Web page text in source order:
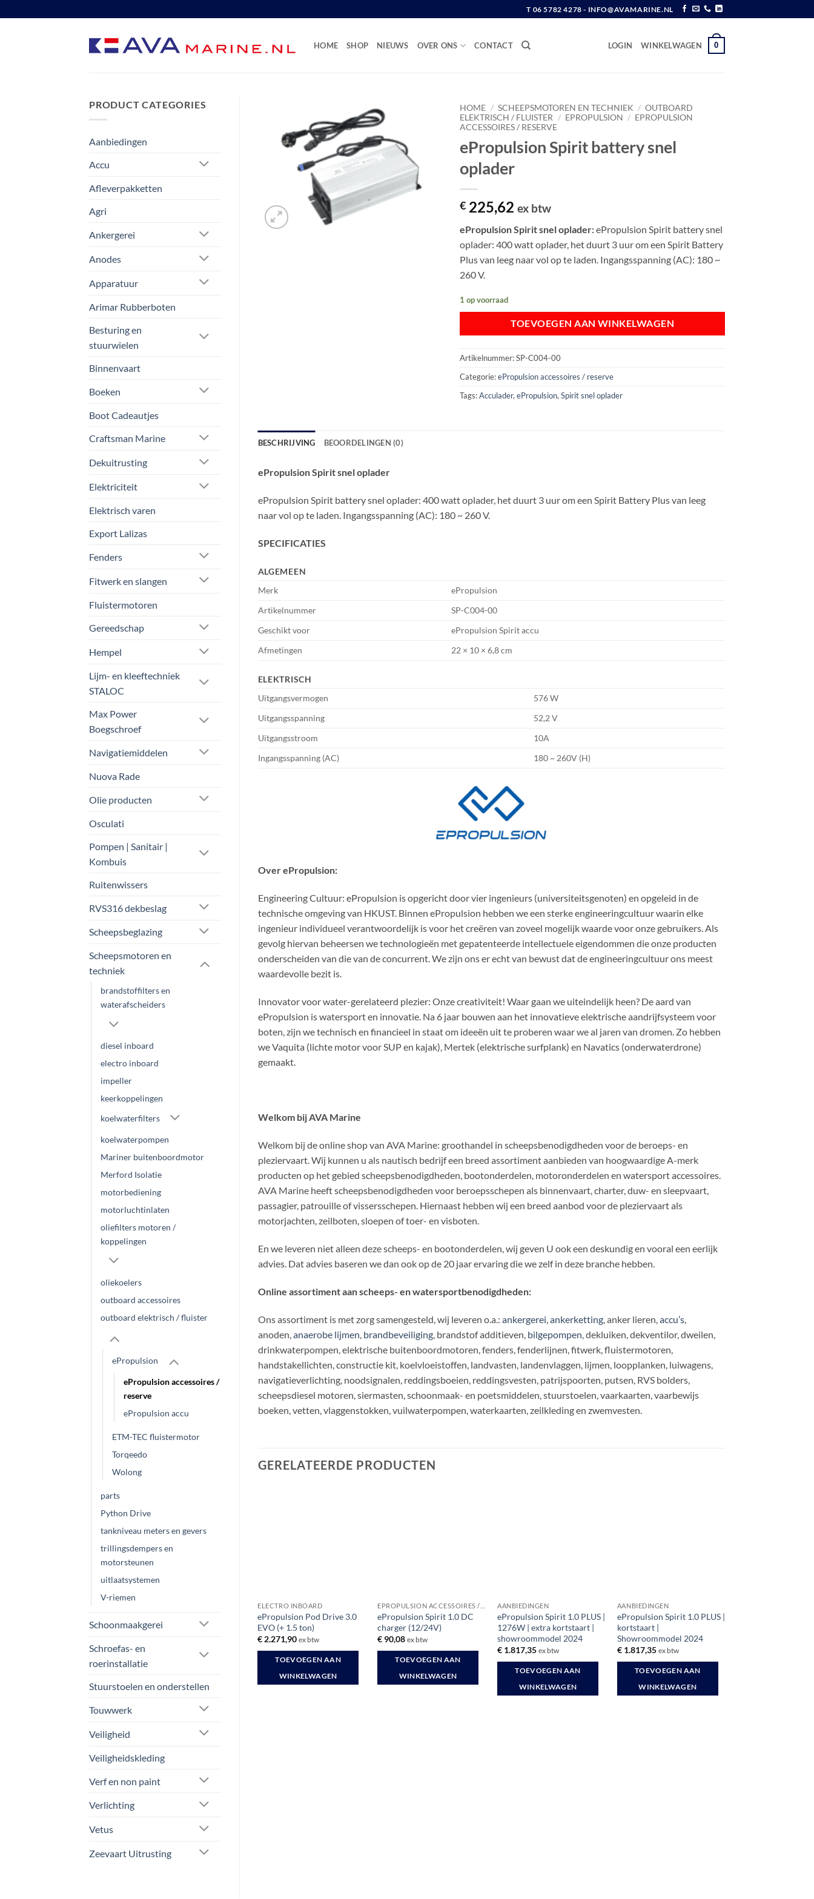
naar
T 06 5782 4278 - INFO@AVAMARINE.NL
HOME SHOP NIEUWS OVER ONS CONTACT LOGIN WINKELWAGEN 0
PRODUCT CATEGORIES
Aanbiedingen
Accu
Afleverpakketten
Agri
Ankergerei
Anodes
Apparatuur
Arimar Rubberboten
Besturing en
stuurwielen
Binnenvaart
Boeken
Boot Cadeautjes
Craftsman Marine
Dekuitrusting
Elektriciteit
Elektrisch varen
Export Lalizas
Fenders
Fitwerk en slangen
Fluistermotoren
Gereedschap
Hempel
Lijm- en kleeftechniek
STALOC
Max Power
Boegschroef
Navigatiemiddelen
Nuova Rade
Olie producten
Osculati
Pompen | Sanitair |
Kombuis
Ruitenwissers
RVS316 dekbeslag
Scheepsbeglazing
Scheepsmotoren en
techniek
brandstoffilters en
waterafscheiders
diesel inboard
electro inboard
impeller
keerkoppelingen
koelwaterfilters
koelwaterpompen
Mariner buitenboordmotor
Merford Isolatie
motorbediening
motorluchtinlaten
oliefilters motoren /
koppelingen
oliekoelers
outboard accessoires
outboard elektrisch / fluister
ePropulsion
ePropulsion accessoires /
reserve
ePropulsion accu
ETM-TEC fluistermotor
Torqeedo
Wolong
parts
Python Drive
tankniveau meters en gevers
trillingsdempers en
motorsteunen
uitlaatsystemen
V-riemen
Schoonmaakgerei
Schroefas- en
roerinstallatie
Stuurstoelen en onderstellen
Touwwerk
Veiligheid
Veiligheidskleding
Verf en non paint
Verlichting
Vetus
Zeevaart Uitrusting
HOME / SCHEEPSMOTOREN EN TECHNIEK / OUTBOARD
ELEKTRISCH / FLUISTER
/ EPROPULSION / EPROPULSION
ACCESSOIRES / RESERVE
ePropulsion Spirit battery snel
oplader
€ 225,62 ex btw
ePropulsion Spirit snel oplader:ePropulsion Spirit battery snel
oplader: 400 watt oplader, het duurt 3 uur om een ​​Spirit Battery
Plus van leeg naar vol op te laden. Ingangsspanning (AC): 180 ~
260 V.
1 op voorraad
TOEVOEGEN AAN WINKELWAGEN
Artikelnummer:SP-C004-00
Categorie:ePropulsion accessoires / reserve
Tags:Acculader,ePropulsion,Spirit snel oplader
BESCHRIJVING BEOORDELINGEN (0)
ePropulsion Spirit snel oplader
ePropulsion Spirit battery snel oplader: 400 watt oplader, het duurt 3 uur om een ​​Spirit Battery Plus van leeg
naar vol op te laden. Ingangsspanning (AC): 180 ~ 260 V.
SPECIFICATIES
ALGEMEEN
Merk
ePropulsion
Artikelnummer
SP-C004-00
Geschikt voor
ePropulsion Spirit accu
Afmetingen
22 × 10 × 6,8 cm
ELEKTRISCH
Uitgangsvermogen
576 W
Uitgangsspanning
52,2 V
Uitgangsstroom
10A
Ingangsspanning (AC)
180 ~ 260V (H)
Over ePropulsion:
Engineering Cultuur: ePropulsion is opgericht door vier ingenieurs (universiteitsgenoten) en opgeleid in de
technische omgeving van HKUST. Binnen ePropulsion hebben we een sterke engineeringcultuur waarin elke
ingenieur individueel verantwoordelijk is voor het creëren van zoveel mogelijk waarde voor onze gebruikers. Als
gevolg hiervan beheersen we technologieën met gepatenteerde intellectuele eigendommen die onze producten
onderscheiden van die van de concurrent. We zijn ons er echt van bewust dat de engineeringcultuur ons meest
waardevolle bezit is.
Innovator voor water-gerelateerd plezier: Onze creativiteit! Waar gaan we uiteindelijk heen? De aard van
ePropulsion is watersport en innovatie. Na 6 jaar bouwen aan het innovatieve elektrische aandrijfsysteem voor
boten, zijn we technisch en financieel in staat om ideeën uit te proberen waar we al jaren van dromen. Zo hebben
we Vaquita (lichte motor voor SUP en kajak), Mertek (elektrische surfplank) en Navatics (onderwaterdrone)
gemaakt.
Welkom bij AVA Marine
Welkom bij de online shop van AVA Marine: groothandel in scheepsbenodigdheden voor de beroeps- en
pleziervaart. Wij kunnen u als nautisch bedrijf een breed assortiment aanbieden van hoogwaardige A-merk
producten op het gebied scheepsbenodigdheden, bootonderdelen, motoronderdelen en watersport accessoires.
AVA Marine heeft scheepsbenodigdheden voor beroepsschepen als binnenvaart, charter, duw- en sleepvaart,
passagier, patrouille of vissersschepen. Hiernaast hebben wij een breed aanbod voor de pleziervaart als
motorjachten, zeilboten, sloepen of toer- en visboten.
En we leveren niet alleen deze scheeps- en bootonderdelen, wij geven U ook een deskundig en vooral een eerlijk
advies. Dat advies baseren we dan ook op de 20 jaar ervaring die we zelf in deze branche hebben.
Online assortiment aan scheeps- en watersportbenodigdheden:
Ons assortiment is met zorg samengesteld, wij leveren o.a.: ankergerei ankerketting, anker lieren, accu’s,
anoden, anaerobe lijmen brandbeveiliging, brandstof additieven, bilgepompen , dekluiken, dekventilor, dweilen,
drinkwaterpompen, elektrische buitenboordmotoren, fenders, fenderlijnen, fitwerk, fluistermotoren,
handstakellichten, constructie kit, koelvloeistoffen, landvasten, landenvlaggen, lijmen, loopplanken, luiwagens,
navigatieverlichting, noodsignalen, reddingsboeien, reddingsvesten, patrijspoorten, putsen, RVS bolders,
scheepsdiesel motoren, siermasten, schoonmaak- en poetsmiddelen, stuurstoelen, vaarkaarten, vaarbewijs
boeken, vetten, vlaggenstokken, vuilwaterpompen, waterkaarten, zeilkleding en zwemvesten.
GERELATEERDE PRODUCTEN
ELECTRO INBOARD
ePropulsion Pod Drive 3.0
EVO (+ 1.5 ton)
€ 2.271,90 ex btw
TOEVOEGEN AAN
WINKELWAGEN
ePropulsion Spirit 1.0 DC
charger (12/24V)
€ 90,08 ex btw
TOEVOEGEN AAN
WINKELWAGEN
AANBIEDINGEN
ePropulsion Spirit 1.0 PLUS |
1276W | extra kortstaart |
showroommodel 2024
€ 1.817,35 ex btw
TOEVOEGEN AAN
WINKELWAGEN
AANBIEDINGEN
ePropulsion Spirit 1.0 PLUS |
kortstaart |
Showroommodel 2024
€1.817,35 ex btw
TOEVOEGEN AAN
WINKELWAGEN
langstaart tiller uitvoering
Aanbieding!
UITVERKOCHT
Intelligente Acculader | met
Gewaardeerd
was:
is:
LEES VERDER